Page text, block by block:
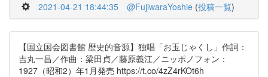
2021-04-21 18:44:35 @FujiwaraYoshie (投稿一覧)
【国立国会図書館 歴史的音源】独唱「お玉じゃくし」作詞：
吉丸一昌／作曲：梁田貞／藤原義江／ニッポノフォン：
1927（昭和2）年1月発売 https://t.co/4zZ4rKOt6h